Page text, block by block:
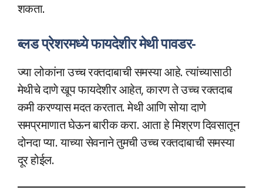
शकता.
ब्लड प्रेशरमध्ये फायदेशीर मेथी पावडर-
ज्या लोकांना उच्च रक्तदाबाची समस्या आहे. त्यांच्यासाठी
मेथीचे दाणे खूप फायदेशीर आहेत, कारण ते उच्च रक्तदाब
कमी करण्यास मदत करतात. मेथी आणि सोया दाणे
समप्रमाणात घेऊन बारीक करा. आता हे मिश्रण दिवसातून
दोनदा प्या. याच्या सेवनाने तुमची उच्च रक्तदाबाची समस्या
दूर होईल.